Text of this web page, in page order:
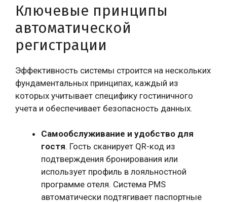
Ключевые принципы
автоматической
регистрации
Эффективность системы строится на нескольких
фундаментальных принципах, каждый из
которых учитывает специфику гостиничного
учета и обеспечивает безопасность данных.
Самообслуживание и удобство для
гостя. Гость сканирует QR-код из
подтверждения бронирования или
использует профиль в лояльностной
программе отеля. Система PMS
автоматически подтягивает паспортные